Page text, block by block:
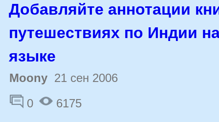
Добавляйте аннотации
путешествиях по Индии
языке
Moony 21 сен 2006
0
6175